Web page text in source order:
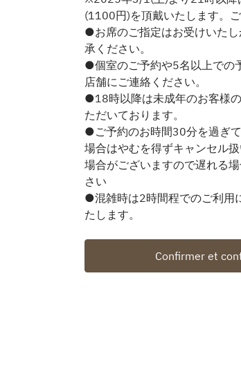
(1100円)を頂戴いたします。
●お席のご指定はお受けいた
承ください。
●個室のご予約や5名以上での
店舗にご連絡ください。
●18時以降は未成年のお客様
ただいております。
●ご予約のお時間30分を過ぎ
場合はやむを得ずキャンセル
場合がございますので遅れる
さい
●混雑時は2時間程でのご利用
たします。
Confirmer et